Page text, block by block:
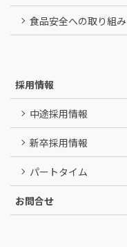
食品安全への取り組み
採用情報
中途採用情報
新卒採用情報
パートタイム
お問合せ